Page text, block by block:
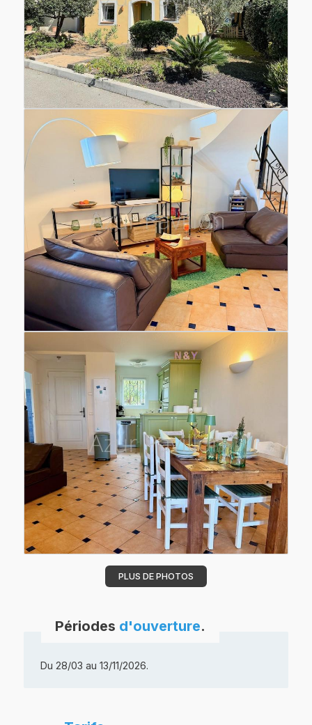
PLUS DE PHOTOS
Périodes d'ouverture.
Du 28/03 au 13/11/2026.